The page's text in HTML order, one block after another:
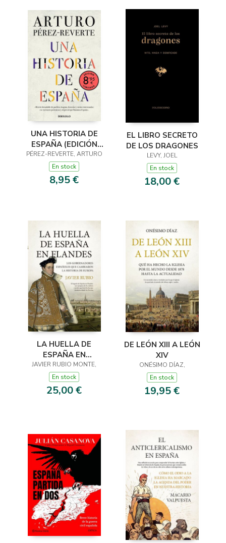
UNA HISTORIA DE
ESPAÑA (EDICIÓN
LIMITADA · VERANO)
PÉREZ-REVERTE, ARTURO
En stock
8,95 €
EL LIBRO SECRETO
DE LOS DRAGONES
LEVY, JOEL
En stock
18,00 €
LA HUELLA DE
ESPAÑA EN
FLANDES
JAVIER RUBIO MONTE,
En stock
25,00 €
DE LEÓN XIII A LEÓN
XIV
ONÉSIMO DÍAZ,
En stock
19,95 €